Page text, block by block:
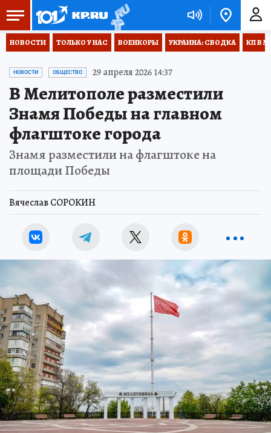
НОВОСТИ ТОЛЬКО У НАС ВОЕНКОРЫ УКРАИНА: СВОДКА КП В
НОВОСТИ ОБЩЕСТВО 29 апреля 2026 14:37
В Мелитополе разместили
Знамя Победы на главном
флагштоке города
Знамя разместили на флагштоке на
площади Победы
Вячеслав СОРОКИН